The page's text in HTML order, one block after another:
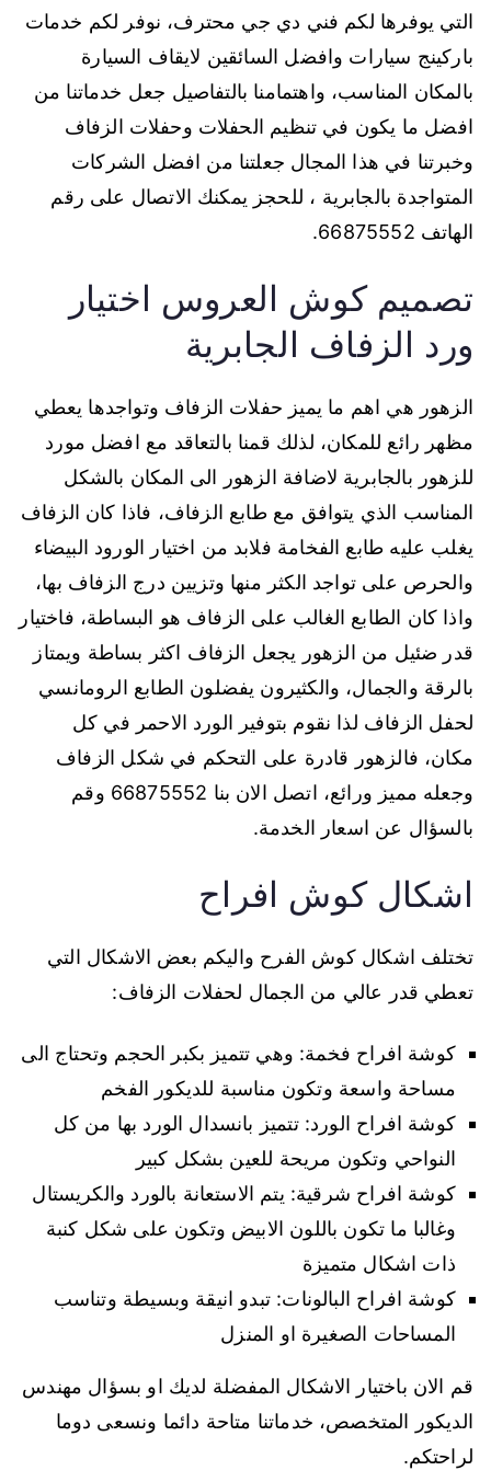
التي يوفرها لكم فني دي جي محترف، نوفر لكم خدمات
باركينج سيارات وافضل السائقين لايقاف السيارة
بالمكان المناسب، واهتمامنا بالتفاصيل جعل خدماتنا من
افضل ما يكون في تنظيم الحفلات وحفلات الزفاف
وخبرتنا في هذا المجال جعلتنا من افضل الشركات
المتواجدة بالجابرية ، للحجز يمكنك الاتصال على رقم
الهاتف 66875552.
تصميم كوش العروس اختيار
ورد الزفاف الجابرية
الزهور هي اهم ما يميز حفلات الزفاف وتواجدها يعطي
مظهر رائع للمكان، لذلك قمنا بالتعاقد مع افضل مورد
للزهور بالجابرية لاضافة الزهور الى المكان بالشكل
المناسب الذي يتوافق مع طابع الزفاف، فاذا كان الزفاف
يغلب عليه طابع الفخامة فلابد من اختيار الورود البيضاء
والحرص على تواجد الكثر منها وتزيين درج الزفاف بها،
واذا كان الطابع الغالب على الزفاف هو البساطة، فاختيار
قدر ضئيل من الزهور يجعل الزفاف اكثر بساطة ويمتاز
بالرقة والجمال، والكثيرون يفضلون الطابع الرومانسي
لحفل الزفاف لذا نقوم بتوفير الورد الاحمر في كل
مكان، فالزهور قادرة على التحكم في شكل الزفاف
وجعله مميز ورائع، اتصل الان بنا 66875552 وقم
بالسؤال عن اسعار الخدمة.
اشكال كوش افراح
تختلف اشكال كوش الفرح واليكم بعض الاشكال التي
تعطي قدر عالي من الجمال لحفلات الزفاف:
كوشة افراح فخمة: وهي تتميز بكبر الحجم وتحتاج الى
مساحة واسعة وتكون مناسبة للديكور الفخم
كوشة افراح الورد: تتميز بانسدال الورد بها من كل
النواحي وتكون مريحة للعين بشكل كبير
كوشة افراح شرقية: يتم الاستعانة بالورد والكريستال
وغالبا ما تكون باللون الابيض وتكون على شكل كنبة
ذات اشكال متميزة
كوشة افراح البالونات: تبدو انيقة وبسيطة وتناسب
المساحات الصغيرة او المنزل
قم الان باختيار الاشكال المفضلة لديك او بسؤال مهندس
الديكور المتخصص، خدماتنا متاحة دائما ونسعى دوما
لراحتكم.